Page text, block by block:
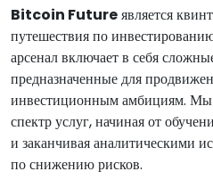
Bitcoin Futureявляется
путешествия по
арсенал включает в себя
предназначенные для
инвестиционным амбициям. Мы
спектр услуг, начиная от
и заканчивая аналитическими
по снижению рисков.